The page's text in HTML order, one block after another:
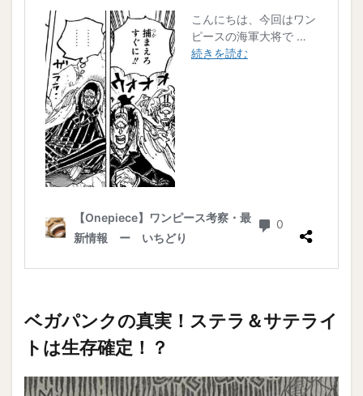
ベガパンクの真実！ステラ＆サテライ
トは生存確定！？